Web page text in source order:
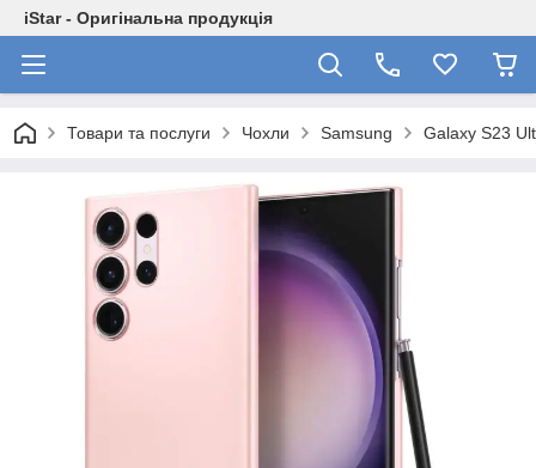
iStar - Оригінальна продукція
Товари та послуги Чохли Samsung Galaxy S23